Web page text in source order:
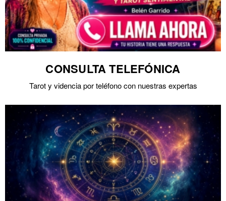
CONSULTA TELEFÓNICA
Tarot y videncia por teléfono con nuestras expertas